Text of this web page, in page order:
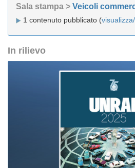
Sala stampa > Veicoli
1 contenuto pubblicato (
In rilievo